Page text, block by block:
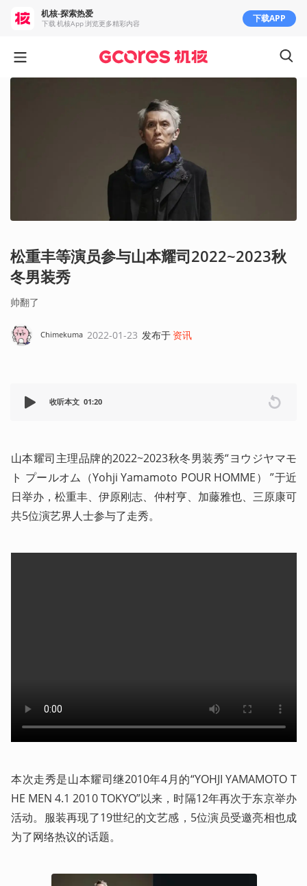
松重丰等演员参与山本耀司2022~2023秋
冬男装秀
帅翻了
Chimekuma 2022-01-23 发布于 资讯
收听本文 01:20
山本耀司主理品牌的2022~2023秋冬男装秀“ヨウジヤマモ
ト プールオム（Yohji Yamamoto POUR HOMME） ”于近
日举办，松重丰、伊原刚志、仲村亨、加藤雅也、三原康可
共5位演艺界人士参与了走秀。
本次走秀是山本耀司继2010年4月的“YOHJI YAMAMOTO T
HE MEN 4.1 2010 TOKYO”以来，时隔12年再次于东京举办
活动。服装再现了19世纪的文艺感，5位演员受邀亮相也成
为了网络热议的话题。
机核-探索热爱
下载 机核App 浏览更多精彩内容 下载APP